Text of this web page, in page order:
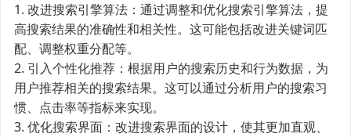
1. 改进搜索引擎算法：通过调整和优化搜索引擎算法，提
高搜索结果的准确性和相关性。这可能包括改进关键词匹
配、调整权重分配等。
2. 引入个性化推荐：根据用户的搜索历史和行为数据，为
用户推荐相关的搜索结果。这可以通过分析用户的搜索习
惯、点击率等指标来实现。
3. 优化搜索界面：改进搜索界面的设计，使其更加直观、